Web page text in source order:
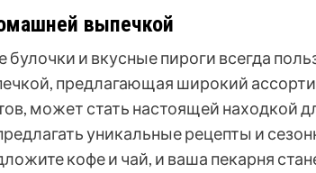
выпечкой
и вкусные пироги всегда
предлагающая широкий
может стать настоящей находкой
уникальные рецепты и
кофе и чай, и ваша пекарня